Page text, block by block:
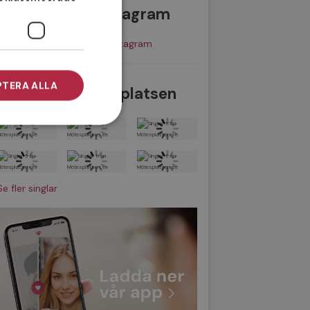
Senaste från Instagram
Besök Mötesplatsen på Instagram
på Mötesplatsen
fler singlar
ALLA